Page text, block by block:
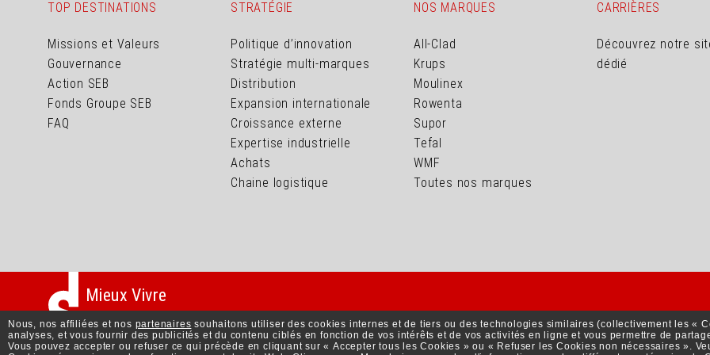
TOP DESTINATIONS
Missions et Valeurs
Gouvernance
Action SEB
Fonds Groupe SEB
FAQ
STRATÉGIE
Politique d’innovation
Stratégie multi-marques
Distribution
Expansion internationale
Croissance externe
Expertise industrielle
Achats
Chaine logistique
NOS MARQUES
All-Clad
Krups
Moulinex
Rowenta
Supor
Tefal
WMF
Toutes nos marques
CARRIÈRES
Découvrez notre
dédié
Mieux Vivre
M'INSCRIRE À LA NEWSLETTER
Nous, nos affiliées et nos partenaires souhaitons utiliser des cookies internes et de tiers ou des technologies similaires (collectivement les «
analyses, et vous fournir des publicités et du contenu ciblés en fonction de vos intérêts et de vos activités en ligne et vous permettre de
Vous pouvez accepter ou refuser ce qui précède en cliquant sur « Accepter tous les Cookies » ou « Refuser les Cookies non nécessaires ».